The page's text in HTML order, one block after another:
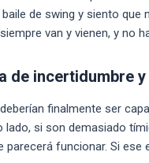
de swing y siento
van y vienen, y no
de incertidumbre
finalmente ser
lado, si son demasiado
funcionar. Si ese